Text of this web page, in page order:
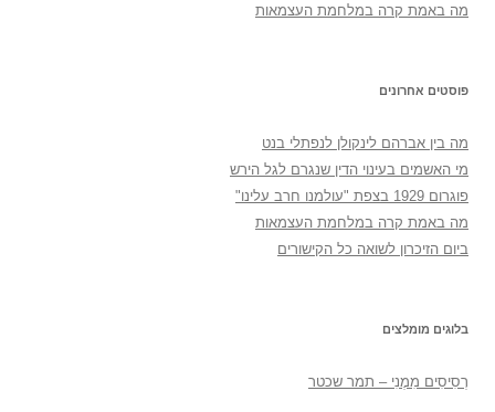
מה באמת קרה במלחמת העצמאות
פוסטים אחרונים
מה בין אברהם לינקולן לנפתלי בנט
מי האשמים בעינוי הדין שנגרם לגל הירש
פוגרום 1929 בצפת "עולמנו חרב עלינו"
מה באמת קרה במלחמת העצמאות
ביום הזיכרון לשואה כל הקישורים
בלוגים מומלצים
רְסִיסִים מִמֶנִי – תמר שכטר